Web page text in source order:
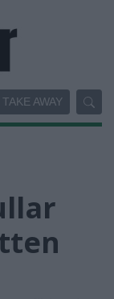
TAKE AWAY